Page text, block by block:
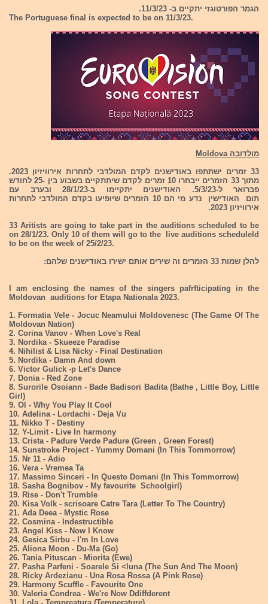
הגמר הפורטוגזי יתקיים ב- 11/3/23.
The Portuguese final is expected to be on 11/3/23.
מולדובה Moldova
33 זמרים ישתתפו באודישנים לקדם המולדבי לתחרות אירוויזיון 2023.
מתוך 33 הזמרים ייבחרו 10 זמרים לקדם שיתתקיים בשבוע בין -25 לחודש
פברואר ל-5/3/23. האודישנים יתקיימו ב-28/1/23 ובערב עם
תום האודישין נדע מי הם 10 הזמרים שיופיעו בקדם המולדבי לתחרות
אירוויזיון 2023.
33 Aritists are going to take part in the auditions scheduled to be
on 28/1/23. Only 10 of them will go to the live auditions scheduleld
to be on the week of 25/2/23.
להלן שמות 33 הזמרים וה שירים אותם ישירו באודישנים שלהם:
I am enclosing the names of the singers pafrfticipating in the
Moldovan auditions for Etapa Nationala 2023.
1. Formatia Vele - Jocuc Neamului Moldovenesc (The Game Of The
Moldovan Nation)
2. Corina Vanov - When Love's Real
3. Nordika - Skueeze Paradise
4. Nihilist & Lisa Nicky - Final Destination
5. Nordika - Damn And down
6. Victor Gulick -p Let's Dance
7. Donia - Red Zone
8. Surorile Osoiann - Bade Badisori Badita (Bathe , Little Boy, Little
Girl)
9. Ol - Why You Play It Cool
10. Adelina - Lordachi - Deja Vu
11. Nikko T - Destiny
12. Y-Limit - Live In harmony
13. Crista - Padure Verde Padure (Green , Green Forest)
14. Sunstroke Project - Yummy Domani (In This Tommorrow)
15. Nr 11 - Adio
16. Vera - Vremea Ta
17. Massimo Sinceri - In Questo Domani (In This Tommorrow)
18. Sasha Bognibov - My favourite Schoolgirl)
19. Rise - Don't Trumble
20. Kisa Volk - scrisoare Catre Tara (Letter To The Country)
21. Ada Deea - Mystic Rose
22. Cosmina - Indestructible
23. Angel Kiss - Now I Know
24. Gesica Sirbu - I'm In Love
25. Aliona Moon - Du-Ma (Go)
26. Tania Pituscan - Miorita (Ewe)
27. Pasha Parfeni - Soarele Si <luna (The Sun And The Moon)
28. Ricky Ardezianu - Una Rosa Rossa (A Pink Rose)
29. Harmony Scuffle - Favourite One
30. Valeria Condrea - We're Now Ddiffderent